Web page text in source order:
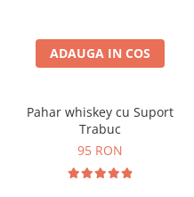
ADAUGA IN COS
Pahar whiskey cu Suport
Trabuc
95 RON